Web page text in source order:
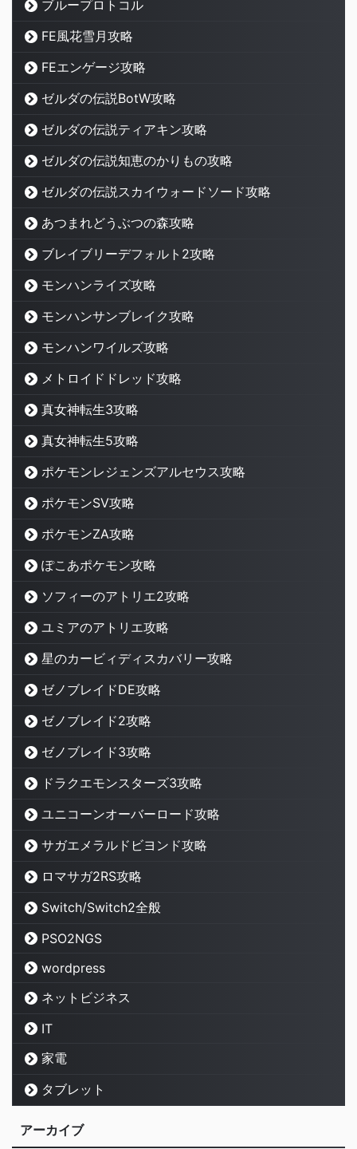
ブループロトコル
FE風花雪月攻略
FEエンゲージ攻略
ゼルダの伝説BotW攻略
ゼルダの伝説ティアキン攻略
ゼルダの伝説知恵のかりもの攻略
ゼルダの伝説スカイウォードソード攻略
あつまれどうぶつの森攻略
ブレイブリーデフォルト2攻略
モンハンライズ攻略
モンハンサンブレイク攻略
モンハンワイルズ攻略
メトロイドドレッド攻略
真女神転生3攻略
真女神転生5攻略
ポケモンレジェンズアルセウス攻略
ポケモンSV攻略
ポケモンZA攻略
ぽこあポケモン攻略
ソフィーのアトリエ2攻略
ユミアのアトリエ攻略
星のカービィディスカバリー攻略
ゼノブレイドDE攻略
ゼノブレイド2攻略
ゼノブレイド3攻略
ドラクエモンスターズ3攻略
ユニコーンオーバーロード攻略
サガエメラルドビヨンド攻略
ロマサガ2RS攻略
Switch/Switch2全般
PSO2NGS
wordpress
ネットビジネス
IT
家電
タブレット
アーカイブ